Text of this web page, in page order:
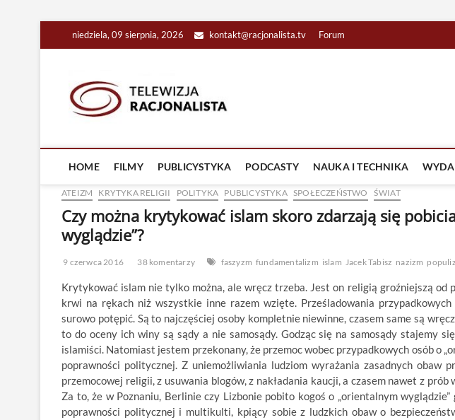
niedziela, 09 sierpnia, 2026 kontakt@racjonalista.tv Forum
HOME FILMY PUBLICYSTYKA PODCASTY NAUKA I TECHNIKA
ATEIZM KRYTYKA RELIGII POLITYKA PUBLICYSTYKA SPOŁECZEŃSTWO ŚWIAT
Czy można krytykować islam skoro zdarzają się
wyglądzie”?
9 czerwca 2016 38 komentarzy faszyzm fundamentalizm islam Jacek Tabisz nazizm
Krytykować islam nie tylko można, ale wręcz trzeba. Jest on religią groźniejszą od
krwi na rękach niż wszystkie inne razem wzięte. Prześladowania
surowo potępić. Są to najczęściej osoby kompletnie niewinne, czasem same są
to do oceny ich winy są sądy a nie samosądy. Godząc się na samosądy stajemy
islamiści. Natomiast jestem przekonany, że przemoc wobec przypadkowych osób o
poprawności politycznej. Z uniemożliwiania ludziom wyrażania zasadnych obaw
przemocowej religii, z usuwania blogów, z nakładania kaucji, a czasem nawet z
Za to, że w Poznaniu, Berlinie czy Lizbonie pobito kogoś o „orientalnym
poprawności politycznej i multikulti, kpiący sobie z ludzkich obaw o